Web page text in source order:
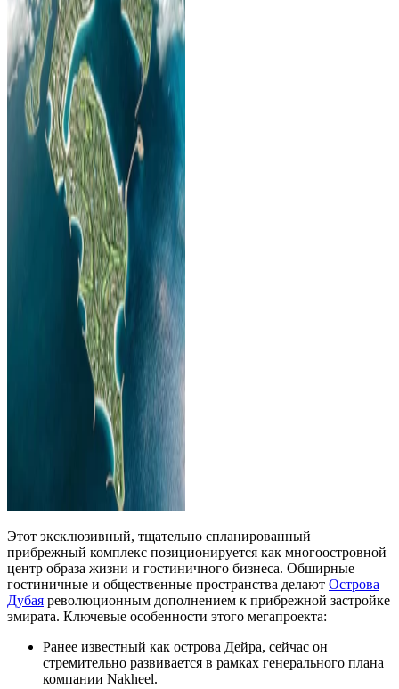
Этот эксклюзивный, тщательно спланированный
прибрежный комплекс позиционируется как многоостровной
центр образа жизни и гостиничного бизнеса. Обширные
гостиничные и общественные пространства делают Острова
Дубая революционным дополнением к прибрежной застройке
эмирата. Ключевые особенности этого мегапроекта:
Ранее известный как острова Дейра, сейчас он
стремительно развивается в рамках генерального плана
компании Nakheel.